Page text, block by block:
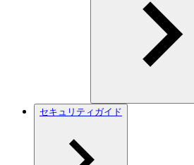
セキュリティガイド